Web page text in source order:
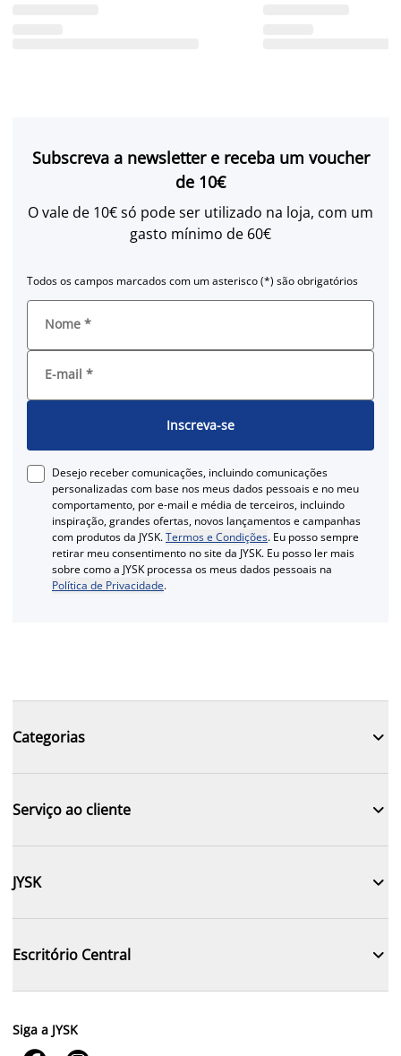
Subscreva a newsletter e receba um voucher
de 10€
O vale de 10€ só pode ser utilizado na loja, com um
gasto mínimo de 60€
Todos os campos marcados com um asterisco (*) são obrigatórios
Nome *
E-mail *
Inscreva-se
Desejo receber comunicações, incluindo comunicações
personalizadas com base nos meus dados pessoais e no meu
comportamento, por e-mail e média de terceiros, incluindo
inspiração, grandes ofertas, novos lançamentos e campanhas
com produtos da JYSK.Termos e Condições. Eu posso sempre
retirar meu consentimento no site da JYSK. Eu posso ler mais
sobre como a JYSK processa os meus dados pessoais na
Política de Privacidade.
Categorias 
Serviço ao cliente 
JYSK 
Escritório Central 
Siga a JYSK